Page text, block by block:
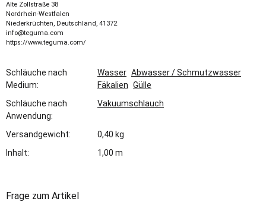
Alte Zollstraße 38
Nordrhein-Westfalen
Niederkrüchten, Deutschland, 41372
info@teguma.com
https://www.teguma.com/
Schläuche nach
Medium:
Wasser Abwasser / Schmutzwasser
Fäkalien Gülle
Schläuche nach
Anwendung:
Vakuumschlauch
Versandgewicht:
0,40 kg
Inhalt:
1,00 m
Frage zum Artikel